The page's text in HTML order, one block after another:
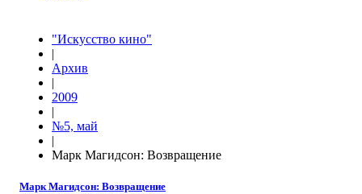
"Искусство кино"
|
Архив
|
2009
|
№5, май
|
Марк Магидсон: Возвращение
Марк Магидсон: Возвращение